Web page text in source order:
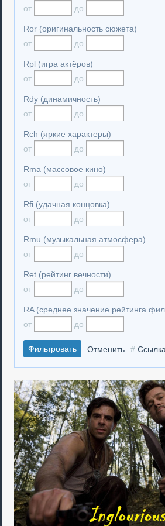
от
до
Ror (оригинальность сюжета)
от
до
Rpl (игра актёров)
от
до
Rdy (динамичность)
от
до
Rch (яркие характеры)
от
до
Rma (массовое кино)
от
до
Rfi (удачная концовка)
от
до
Rmu (музыкальная атмосфера)
от
до
Ret (рейтинг вечности)
от
до
RA (среднее значение рейтинга
от
до
Отменить #Ссылка